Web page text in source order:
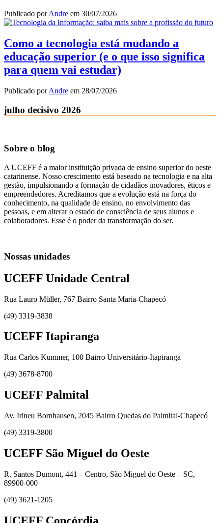
Publicado porAndre em 30/07/2026
Como a tecnologia está mudando a
educação superior (e o que isso significa
para quem vai estudar)
Publicado porAndre em 28/07/2026
julho decisivo 2026
Sobre o blog
A UCEFF é a maior instituição privada de ensino superior do oeste
catarinense. Nosso crescimento está baseado na tecnologia e na alta
gestão, impulsionando a formação de cidadãos inovadores, éticos e
empreendedores. Acreditamos que a evolução está na força do
conhecimento, na qualidade de ensino, no envolvimento das
pessoas, e em alterar o estado de consciência de seus alunos e
colaboradores. Esse é o poder da transformação do ser.
Nossas unidades
UCEFF Unidade Central
Rua Lauro Müller, 767 Bairro Santa Maria-Chapecó
(49) 3319-3838
UCEFF Itapiranga
Rua Carlos Kummer, 100 Bairro Universitário-Itapiranga
(49) 3678-8700
UCEFF Palmital
Av. Irineu Bornhausen, 2045 Bairro Quedas do Palmital-Chapecó
(49) 3319-3800
UCEFF São Miguel do Oeste
R. Santos Dumont, 441 – Centro, São Miguel do Oeste – SC,
89900-000
(49) 3621-1205